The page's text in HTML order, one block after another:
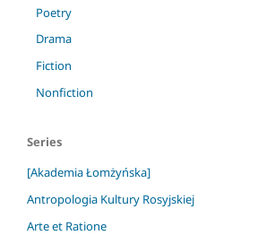
Poetry
Drama
Fiction
Nonfiction
Series
[Akademia Łomżyńska]
Antropologia Kultury Rosyjskiej
Arte et Ratione